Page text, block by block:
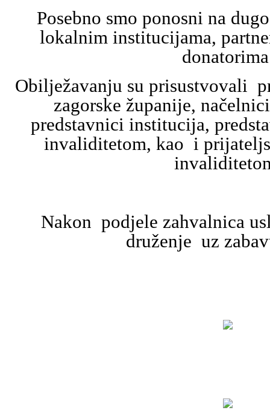
Posebno smo ponosni na
lokalnim institucijama,
Obilježavanju su prisustvovali
zagorske županije,
predstavnici institucija,
invaliditetom, kao i
Nakon podjele zahvalnica
druženje uz